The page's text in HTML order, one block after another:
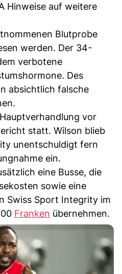
Hinweise auf weitere
Blutprobe
werden. Der 34-
verbotene
Des
absichtlich falsche
vor
statt. Wilson blieb
unentschuldigt fern
ein.
eine Busse, die
sowie eine
Swiss Sport Integrity im
Franken übernehmen.